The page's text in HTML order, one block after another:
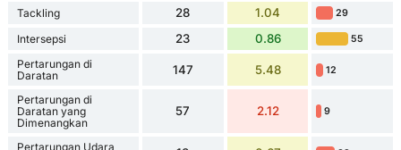
Tackling 28 1.04 29
Intersepsi 23 0.86 55
Pertarungan di
Daratan
147 5.48 12
Pertarungan di
Daratan yang
Dimenangkan
57 2.12 9
Pertarungan Udara